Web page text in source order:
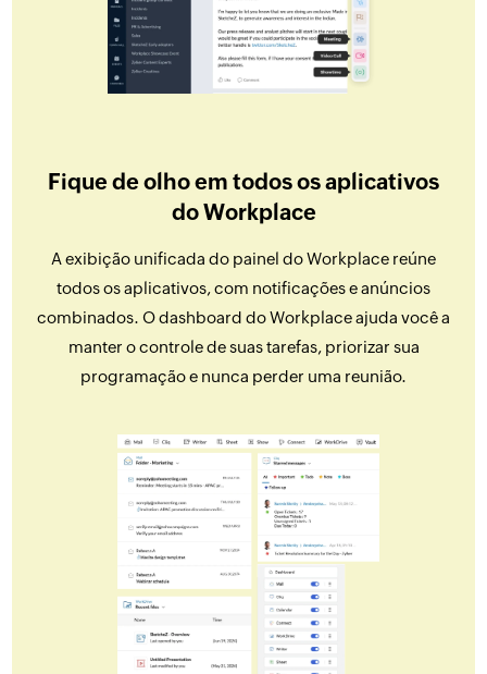
Fique de olho em todos os aplicativos
do Workplace
A exibição unificada do painel do Workplace reúne
todos os aplicativos, com notificações e anúncios
combinados. O dashboard do Workplace ajuda você a
manter o controle de suas tarefas, priorizar sua
programação e nunca perder uma reunião.